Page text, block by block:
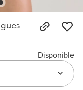
Disponible